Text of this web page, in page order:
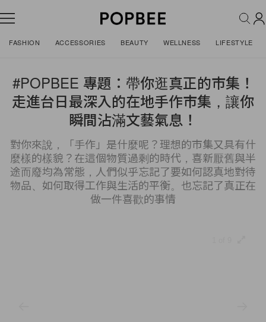
FASHION ACCESSORIES BEAUTY WELLNESS LIFESTYLE
#POPBEE 專題：帶你逛真正的市集！
走進台日最深入的在地手作市集，讓你
瞬間沾滿文藝氣息！
對你來說，「手作」是什麼呢？理想的市集又具有什
麼樣的樣貌？在這個物質過剩的時代，喜新厭舊與半
途而廢均為常態，人們似乎忘記了要如何認真地對待
物品、如何取得工作與生活的平衡。也忘記了真正在
做一件喜歡的事情